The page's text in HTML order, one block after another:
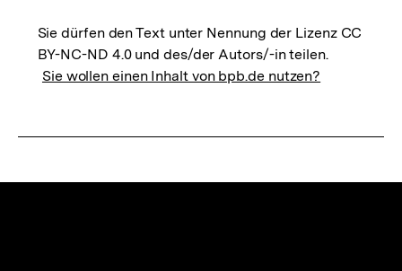
Sie dürfen den Text unter Nennung der Lizenz CC
BY-NC-ND 4.0 und des/der Autors/-in teilen.
Sie wollen einen Inhalt von bpb.de nutzen?